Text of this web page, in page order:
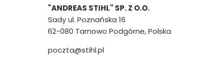
"ANDREAS STIHL" SP. Z O.O.
Sady ul. Poznańska 16
62-080 Tarnowo Podgórne, Polska
poczta@stihl.pl